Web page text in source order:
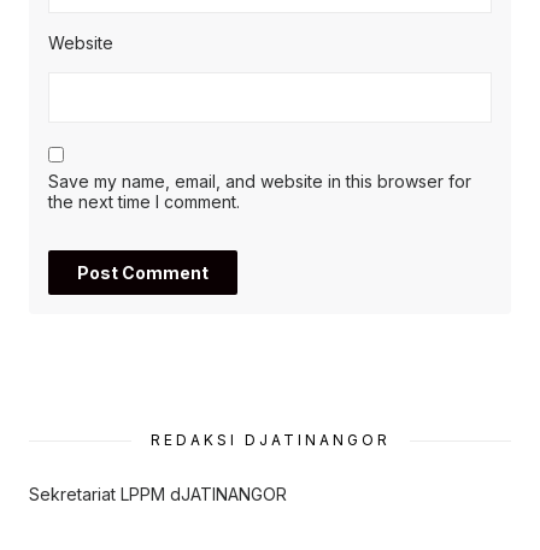
Website
Save my name, email, and website in this browser for
the next time I comment.
REDAKSI DJATINANGOR
Sekretariat LPPM dJATINANGOR